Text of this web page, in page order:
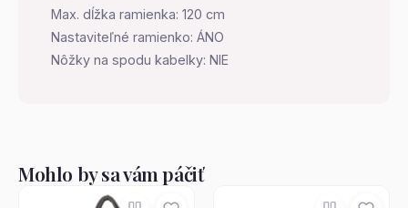
Max. dĺžka ramienka: 120 cm
Nastaviteľné ramienko: ÁNO
Nôžky na spodu kabelky: NIE
Mohlo by sa vám páčiť